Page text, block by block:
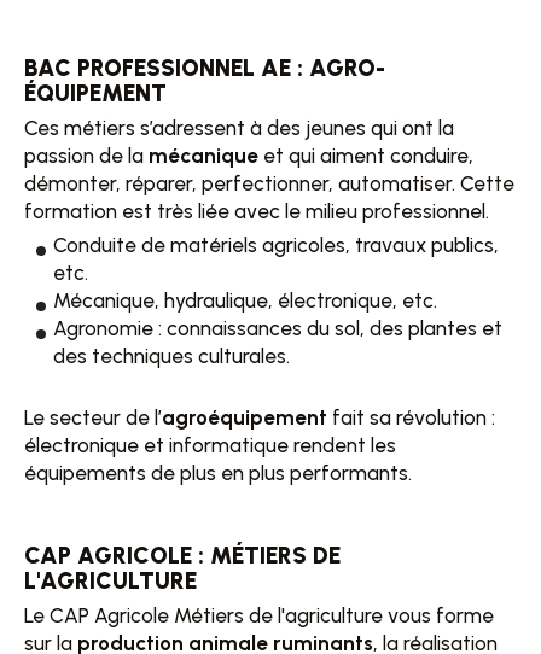
BAC PROFESSIONNEL AE : AGRO-
ÉQUIPEMENT
Ces métiers s’adressent à des jeunes qui ont la
passion de la mécanique et qui aiment conduire,
démonter, réparer, perfectionner, automatiser. Cette
formation est très liée avec le milieu professionnel.
Conduite de matériels agricoles, travaux publics,
etc.
Mécanique, hydraulique, électronique, etc.
Agronomie : connaissances du sol, des plantes et
des techniques culturales.
Le secteur de l’agroéquipement fait sa révolution :
électronique et informatique rendent les
équipements de plus en plus performants.
CAP AGRICOLE : MÉTIERS DE
L'AGRICULTURE
Le CAP Agricole Métiers de l'agriculture vous forme
sur la production animale ruminants, la réalisation